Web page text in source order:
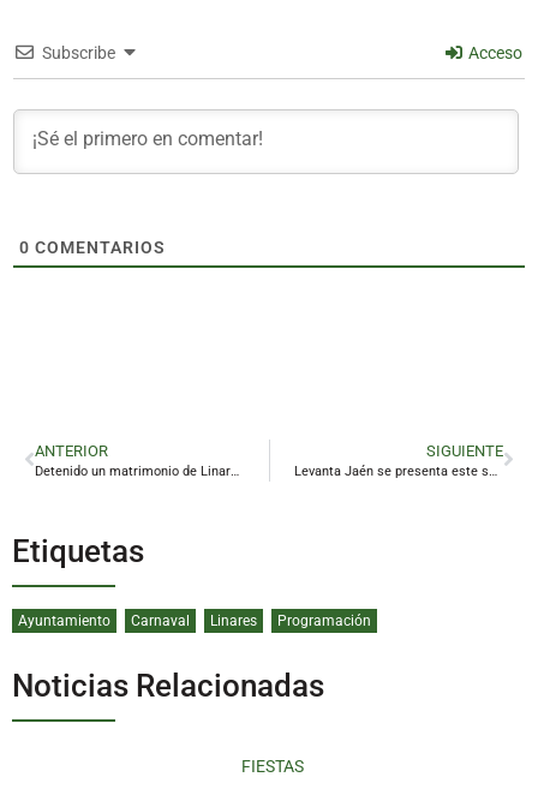
Subscribe Acceso
0 COMENTARIOS
ANTERIOR
Detenido un matrimonio de Linares que regentaba un narcopiso en El Cerro
SIGUIENTE
Levanta Jaén se presenta este sábado como partido político
Etiquetas
Ayuntamiento Carnaval Linares Programación
Noticias Relacionadas
FIESTAS